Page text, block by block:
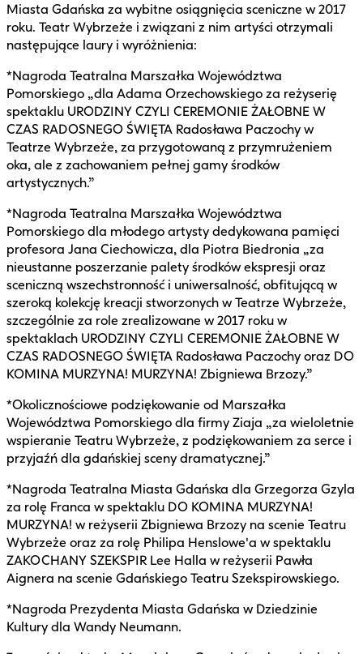
Miasta Gdańska za wybitne osiągnięcia sceniczne w 2017
roku. Teatr Wybrzeże i związani z nim artyści otrzymali
następujące laury i wyróżnienia:
*Nagroda Teatralna Marszałka Województwa
Pomorskiego „dla Adama Orzechowskiego za reżyserię
spektaklu URODZINY CZYLI CEREMONIE ŻAŁOBNE W
CZAS RADOSNEGO ŚWIĘTA Radosława Paczochy w
Teatrze Wybrzeże, za przygotowaną z przymrużeniem
oka, ale z zachowaniem pełnej gamy środków
artystycznych.”
*Nagroda Teatralna Marszałka Województwa
Pomorskiego dla młodego artysty dedykowana pamięci
profesora Jana Ciechowicza, dla Piotra Biedronia „za
nieustanne poszerzanie palety środków ekspresji oraz
sceniczną wszechstronność i uniwersalność, obfitującą w
szeroką kolekcję kreacji stworzonych w Teatrze Wybrzeże,
szczególnie za role zrealizowane w 2017 roku w
spektaklach URODZINY CZYLI CEREMONIE ŻAŁOBNE W
CZAS RADOSNEGO ŚWIĘTA Radosława Paczochy oraz DO
KOMINA MURZYNA! MURZYNA! Zbigniewa Brzozy.”
*Okolicznościowe podziękowanie od Marszałka
Województwa Pomorskiego dla firmy Ziaja „za wieloletnie
wspieranie Teatru Wybrzeże, z podziękowaniem za serce i
przyjaźń dla gdańskiej sceny dramatycznej.”
*Nagroda Teatralna Miasta Gdańska dla Grzegorza Gzyla
za rolę Franca w spektaklu DO KOMINA MURZYNA!
MURZYNA! w reżyserii Zbigniewa Brzozy na scenie Teatru
Wybrzeże oraz za rolę Philipa Henslowe'a w spektaklu
ZAKOCHANY SZEKSPIR Lee Halla w reżyserii Pawła
Aignera na scenie Gdańskiego Teatru Szekspirowskiego.
*Nagroda Prezydenta Miasta Gdańska w Dziedzinie
Kultury dla Wandy Neumann.